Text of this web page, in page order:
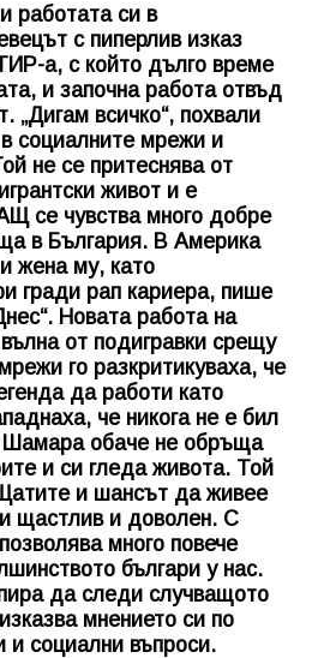
работата си в
с пиперлив изказ
а, с който дълго време
и започна работа отвъд
„Дигам всичко“, похвали
социалните мрежи и
не се притеснява от
живот и е
се чувства много добре
в България. В Америка
жена му, като
гради рап кариера, пише
Новата работа на
от подигравки срещу
го разкритикуваха, че
да работи като
че никога не е бил
обаче не обръща
и си гледа живота. Той
и шансът да живее
щастлив и доволен. С
много повече
българи у нас.
да следи случващото
мнението си по
и социални въпроси.